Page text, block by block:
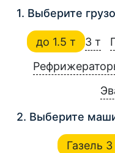
1. Выберите
до 1.5 т 3 т
2. Выберите
Газель